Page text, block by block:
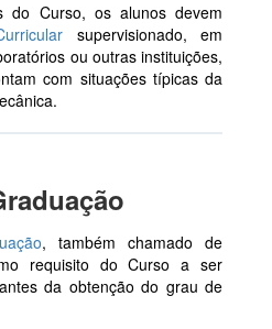
do Curso, os alunos devem
supervisionado, em
ou outras instituições,
com situações típicas da
, também chamado de
requisito do Curso a ser
da obtenção do grau de